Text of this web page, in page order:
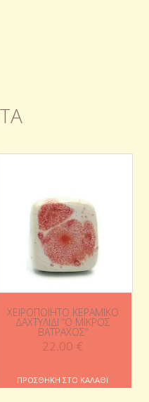
ΧΕΙΡΟΠΟΊΗΤΟ ΚΕΡΑΜΙΚΌ
ΔΑΧΤΥΛΊΔΙ “Ο ΜΙΚΡΌΣ
ΒΆΤΡΑΧΟΣ”
22.00 €
ΠΡΟΣΘΉΚΗ ΣΤΟ ΚΑΛΆΘΙ